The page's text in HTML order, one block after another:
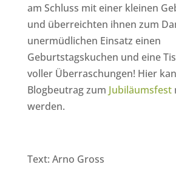
am Schluss mit einer kleinen
und überreichten ihnen zum
unermüdlichen Einsatz einen
Geburtstagskuchen und eine
voller Überraschungen! Hier
Blogbeutrag zum Jubiläumsfest
werden.
Text: Arno Gross